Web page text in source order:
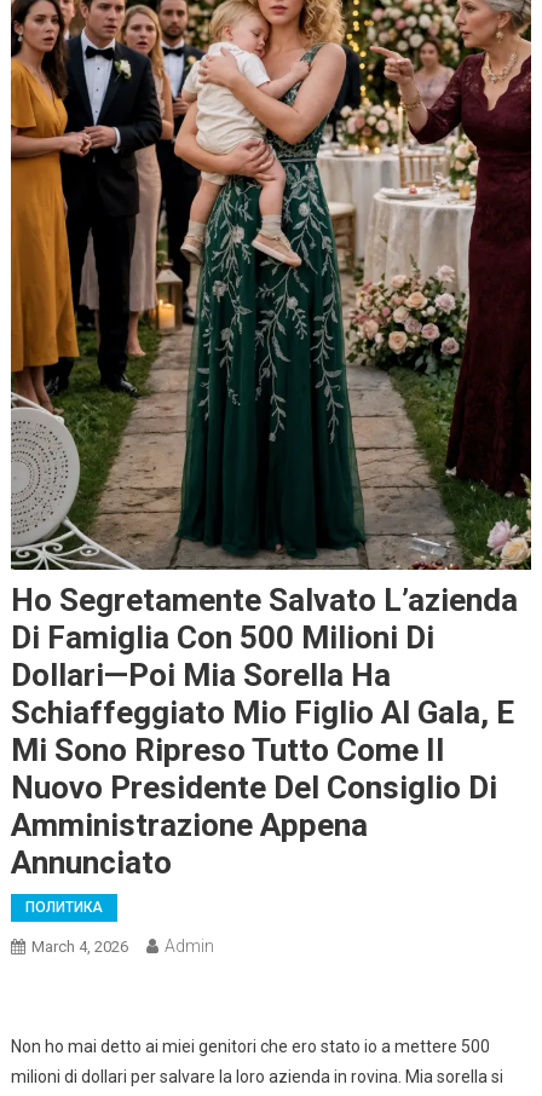
Ho Segretamente Salvato L’azienda
Di Famiglia Con 500 Milioni Di
Dollari—Poi Mia Sorella Ha
Schiaffeggiato Mio Figlio Al Gala, E
Mi Sono Ripreso Tutto Come Il
Nuovo Presidente Del Consiglio Di
Amministrazione Appena
Annunciato
ПОЛИТИКА
March 4, 2026 Admin
Non ho mai detto ai miei genitori che ero stato io a mettere 500
milioni di dollari per salvare la loro azienda in rovina. Mia sorella si